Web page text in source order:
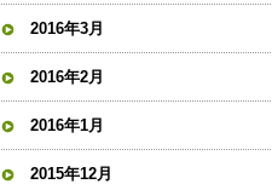
2016年3月
2016年2月
2016年1月
2015年12月